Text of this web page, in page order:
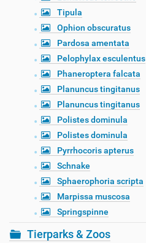
Tipula
Ophion obscuratus
Pardosa amentata
Pelophylax esculentus
Phaneroptera falcata
Planuncus tingitanus
Planuncus tingitanus
Polistes dominula
Polistes dominula
Pyrrhocoris apterus
Schnake
Sphaerophoria scripta
Marpissa muscosa
Springspinne
Tierparks & Zoos